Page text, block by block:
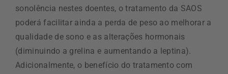
sonolência nestes doentes, o tratamento da SAOS
poderá facilitar ainda a perda de peso ao melhorar a
qualidade de sono e as alterações hormonais
(diminuindo a grelina e aumentando a leptina).
Adicionalmente, o benefício do tratamento com